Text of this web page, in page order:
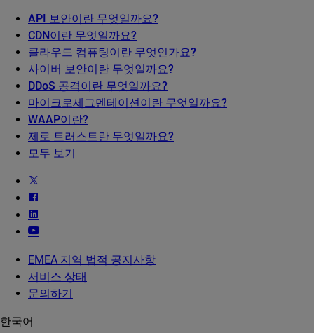
API 보안이란 무엇일까요?
CDN이란 무엇일까요?
클라우드 컴퓨팅이란 무엇인가요?
사이버 보안이란 무엇일까요?
DDoS 공격이란 무엇일까요?
마이크로세그멘테이션이란 무엇일까요?
WAAP이란?
제로 트러스트란 무엇일까요?
모두 보기
EMEA 지역 법적 공지사항
서비스 상태
문의하기
한국어